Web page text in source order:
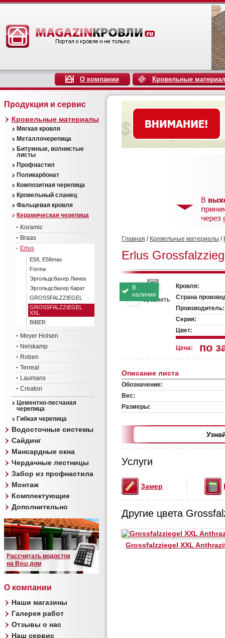
О компании Кровельные
Продукция и сервис
Кровельные материалы
Мягкая кровля
Металлочерепица
Битумные, волнистые
листы
Профнастил
Поликарбонат
Композитная черепица
Кровельный сланец
Фальцевая кровля
Керамическая черепица
Koramic
Braas
Erlus
E58, E58max
Forma
Эргольдсбахер Линеа
Эргольдсбахер Карат
GROSSFALZZIEGEL
GROSSFALZZIEGEL
XXL
BIBER
Meyer Holsen
Nelskamp
Roben
Terreal
Laumans
Creaton
Цементно-песчаная
черепица
Гибкая черепица
Водосточные системы
Сайдинг
Мансардные окна
Чердачные лестницы
Забор из профнастила
Монтаж
Комплектующие
Дополнительно
Рассчитать водосток
на Ваш дом
О компании
Наши магазины
Галерея работ
Отзывы о нас
Наш сервис
Главная / Кровельные материалы /
Erlus
В
наличии
Сравнить
Кровля:
Страна
Производитель:
Серия:
Цвет:
Цена: по
Описание листа
Обозначение:
Вес:
Размеры:
Услуги
Замер
Другие цвета
Grossfalzziegel XXL